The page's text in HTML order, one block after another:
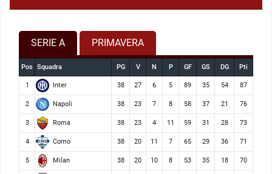
SERIE A PRIMAVERA
Pos Squadra PG V N P GF GS DG Pti
1 Inter 38 27 6 5 89 35 54 87
2 Napoli 38 23 7 8 58 37 21 76
3 Roma 38 23 4 11 59 31 28 73
4 Como 38 20 11 7 65 29 36 71
5 Milan 38 20 10 8 53 35 18 70